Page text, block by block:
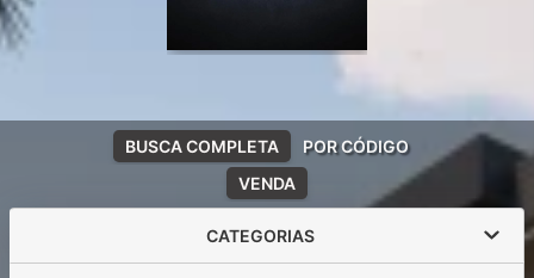
VENDA
BUSCA COMPLETA POR CÓDIGO
CATEGORIAS